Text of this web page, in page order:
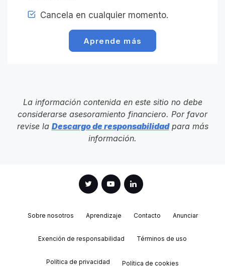
Cancela en cualquier momento.
Aprende más
La información contenida en este sitio no debe
considerarse asesoramiento financiero. Por favor
revise la Descargo de responsabilidadpara más
información.
Sobre nosotros Aprendizaje Contacto Anunciar
Exención de responsabilidad Términos de uso
Política de privacidad Política de cookies